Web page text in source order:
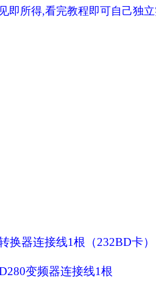
即所得,看完教程即可自己独
换器连接线1根（232BD卡）
变频器连接线1根